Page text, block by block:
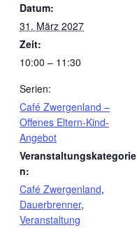
Datum:
31. März 2027
Zeit:
10:00 – 11:30
Serien:
Café Zwergenland –
Offenes Eltern-Kind-
Angebot
Veranstaltungskategorie
n:
Café Zwergenland,
Dauerbrenner,
Veranstaltung